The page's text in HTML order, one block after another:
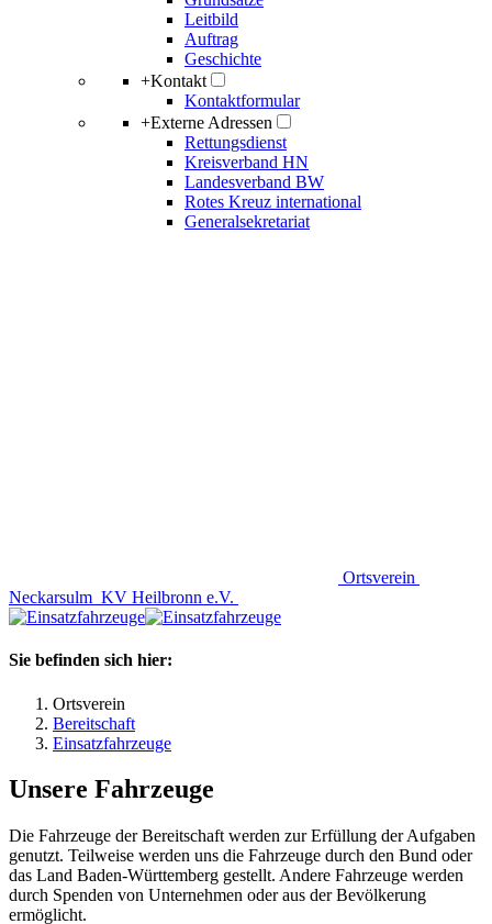
Leitbild
Auftrag
Geschichte
+Kontakt
Kontaktformular
+Externe Adressen
Rettungsdienst
Kreisverband HN
Landesverband BW
Rotes Kreuz international
Generalsekretariat
Ortsverein
Neckarsulm KV Heilbronn e.V.
Sie befinden sich hier:
Ortsverein
Bereitschaft
Einsatzfahrzeuge
Unsere Fahrzeuge
Die Fahrzeuge der Bereitschaft werden zur Erfüllung der Aufgaben
genutzt. Teilweise werden uns die Fahrzeuge durch den Bund oder
das Land Baden-Württemberg gestellt. Andere Fahrzeuge werden
durch Spenden von Unternehmen oder aus der Bevölkerung
ermöglicht.